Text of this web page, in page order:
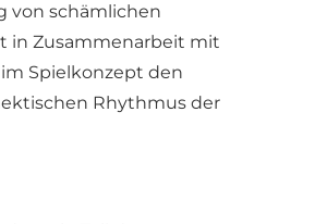
von schämlichen
in Zusammenarbeit mit
Spielkonzept den
Rhythmus der